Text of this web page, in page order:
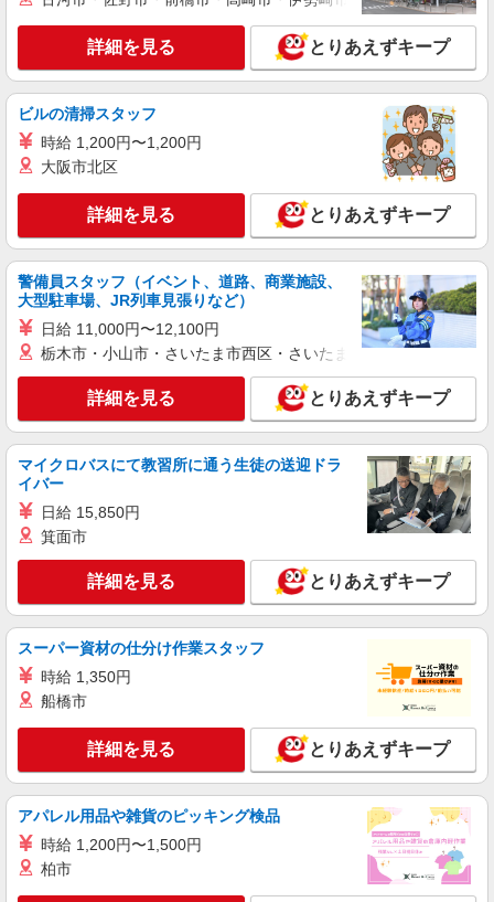
例480万円（45歳／入社20年目） 年収例455万円
（35歳／入社15年目） 年収例445万円（29歳／入
社9年目）
千葉県成田市東町103-5
キープ 詳細を見る
正社員
株式会社 アイム
空港内保安検査員
月給296,500円〜 ※経験・年齢・能力などを考
慮して、給与額を決定します。 ※通勤交通費を別
途支給いたします。 ※残業手当を別途支給いたし
ます。 入社祝い金：3回目の給与支給時に5万円、
4回目の給与支給時に5万円、
5回目の給与支給時に5万円支給
成田国際空港内（成田市）
キープ 詳細を見る
契約社員
株式会社 アイム
航空貨物上屋監視・航空機監視・航空機内検
査・空港内旅客案内
時給1,400円〜 ★月収例235,200円 （月21日稼
働の場合） ※通勤交通費を別途支給いたします。
※残業手当を別途支給いたします。
成田国際空港内（成田市）
キープ 詳細を見る
パート
株式会社 アイム
空港内カスタマーサービス・航空機監視業務
時給1,400円〜
キープ 詳細を見る
アルバイト パート
シンテイ警備株式会社 千葉支社
成田市周辺での交通誘導警備
［日勤］日給10,500円 ［夜勤］日給12,474円
詳細を見る とりあえずキープ
ビルの清掃スタッフ
時給 1,200円〜1,200円
大阪市北区
詳細を見る とりあえずキープ
警備員スタッフ（イベント、道路、商業施設、
大型駐車場、JR列車見張りなど）
日給 11,000円〜12,100円
栃木市・小山市・さいたま市西区・さいたま市岩槻区・久喜市・
詳細を見る とりあえずキープ
マイクロバスにて教習所に通う生徒の送迎ドラ
イバー
日給 15,850円
箕面市
詳細を見る とりあえずキープ
スーパー資材の仕分け作業スタッフ
時給 1,350円
船橋市
詳細を見る とりあえずキープ
アパレル用品や雑貨のピッキング検品
時給 1,200円〜1,500円
柏市